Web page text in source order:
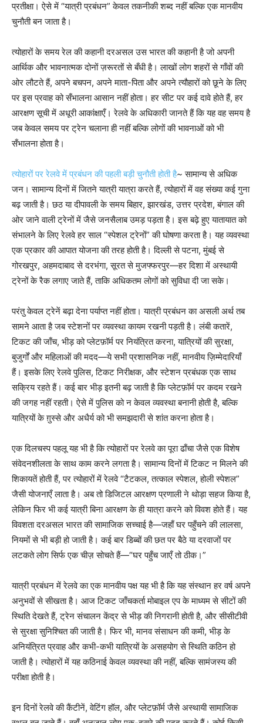
प्रतीक्षा। ऐसे में “यात्री प्रबंधन” केवल तकनीकी शब्द नहीं बल्कि एक मानवीय
चुनौती बन जाता है।
त्योहारों के समय रेल की कहानी दरअसल उस भारत की कहानी है जो अपनी
आर्थिक और भावनात्मक दोनों ज़रूरतों से बँधी है। लाखों लोग शहरों से गाँवों की
ओर लौटते हैं, अपने बचपन, अपने माता-पिता और अपने त्यौहारों को छूने के लिए
पर इस प्रवाह को सँभालना आसान नहीं होता। हर सीट पर कई दावे होते हैं, हर
आरक्षण सूची में अधूरी आकांक्षाएँ। रेलवे के अधिकारी जानते हैं कि यह वह समय है
जब केवल समय पर ट्रेन चलाना ही नहीं बल्कि लोगों की भावनाओं को भी
सँभालना होता है।
त्योहारों पर रेलवे में प्रबंधन की पहली बड़ी चुनौती होती है~ सामान्य से अधिक
जन। सामान्य दिनों में जितने यात्री यात्रा करते हैं, त्योहारों में वह संख्या कई गुना
बढ़ जाती है। छठ या दीपावली के समय बिहार, झारखंड, उत्तर प्रदेश, बंगाल की
ओर जाने वाली ट्रेनों में जैसे जनसैलाब उमड़ पड़ता है। इस बढ़े हुए यातायात को
संभालने के लिए रेलवे हर साल “स्पेशल ट्रेनों” की घोषणा करता है। यह व्यवस्था
एक प्रकार की आपात योजना की तरह होती है। दिल्ली से पटना, मुंबई से
गोरखपुर, अहमदाबाद से दरभंगा, सूरत से मुजफ्फरपुर—हर दिशा में अस्थायी
ट्रेनों के रैक लगाए जाते हैं, ताकि अधिकतम लोगों को सुविधा दी जा सके।
परंतु केवल ट्रेनें बढ़ा देना पर्याप्त नहीं होता। यात्री प्रबंधन का असली अर्थ तब
सामने आता है जब स्टेशनों पर व्यवस्था कायम रखनी पड़ती है। लंबी कतारें,
टिकट की जाँच, भीड़ को प्लेटफ़ॉर्म पर नियंत्रित करना, यात्रियों की सुरक्षा,
बुजुर्गों और महिलाओं की मदद—ये सभी प्रशासनिक नहीं, मानवीय ज़िम्मेदारियाँ
हैं। इसके लिए रेलवे पुलिस, टिकट निरीक्षक, और स्टेशन प्रबंधक एक साथ
सक्रिय रहते हैं। कई बार भीड़ इतनी बढ़ जाती है कि प्लेटफ़ॉर्म पर कदम रखने
की जगह नहीं रहती। ऐसे में पुलिस को न केवल व्यवस्था बनानी होती है, बल्कि
यात्रियों के ग़ुस्से और अधैर्य को भी समझदारी से शांत करना होता है।
एक दिलचस्प पहलू यह भी है कि त्योहारों पर रेलवे का पूरा ढाँचा जैसे एक विशेष
संवेदनशीलता के साथ काम करने लगता है। सामान्य दिनों में टिकट न मिलने की
शिकायतें होती हैं, पर त्योहारों में रेलवे “टैटकल, तत्काल स्पेशल, होली स्पेशल”
जैसी योजनाएँ लाता है। अब तो डिजिटल आरक्षण प्रणाली ने थोड़ा सहज किया है,
लेकिन फिर भी कई यात्री बिना आरक्षण के ही यात्रा करने को विवश होते हैं। यह
विवशता दरअसल भारत की सामाजिक सच्चाई है—जहाँ घर पहुँचने की लालसा,
नियमों से भी बड़ी हो जाती है। कई बार डिब्बों की छत पर बैठे या दरवाजों पर
लटकते लोग सिर्फ एक चीज़ सोचते हैं—“घर पहुँच जाएँ तो ठीक।”
यात्री प्रबंधन में रेलवे का एक मानवीय पक्ष यह भी है कि यह संस्थान हर वर्ष अपने
अनुभवों से सीखता है। आज टिकट जाँचकर्ता मोबाइल एप के माध्यम से सीटों की
स्थिति देखते हैं, ट्रेन संचालन केंद्र से भीड़ की निगरानी होती है, और सीसीटीवी
से सुरक्षा सुनिश्चित की जाती है। फिर भी, मानव संसाधन की कमी, भीड़ के
अनियंत्रित प्रवाह और कभी-कभी यात्रियों के असहयोग से स्थिति कठिन हो
जाती है। त्योहारों में यह कठिनाई केवल व्यवस्था की नहीं, बल्कि सामंजस्य की
परीक्षा होती है।
इन दिनों रेलवे की कैंटीनें, वेटिंग हॉल, और प्लेटफ़ॉर्म जैसे अस्थायी सामाजिक